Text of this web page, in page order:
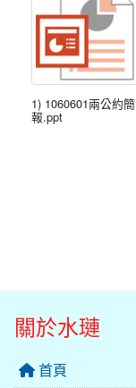
1) 1060601兩公約簡
報.ppt
關於水璉
首頁